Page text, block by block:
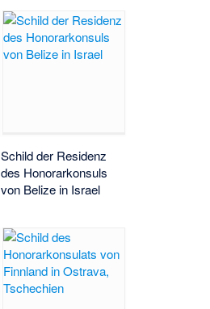
Schild der Residenz
des Honorarkonsuls
von Belize in Israel